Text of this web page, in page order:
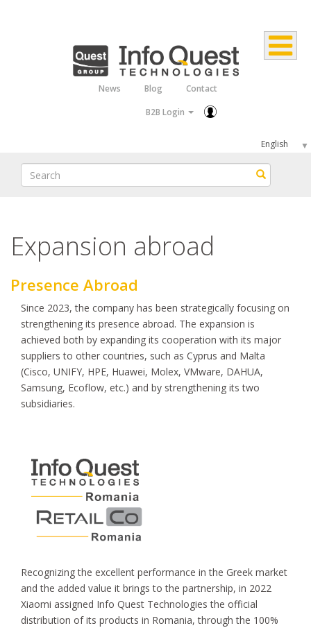
News Blog
Contact
B2B Login
Select
your
language
Search Search
Expansion abroad
Presence Abroad
Since 2023, the company has been strategically focusing on
strengthening its presence abroad. The expansion is
achieved both by expanding its cooperation with its major
suppliers to other countries, such as Cyprus and Malta
(Cisco, UNIFY, HPE, Huawei, Molex, VMware, DAHUA,
Samsung, Ecoflow, etc.) and by strengthening its two
subsidiaries.
Recognizing the excellent performance in the Greek market
and the added value it brings to the partnership, in 2022
Xiaomi assigned Info Quest Technologies the official
distribution of its products in Romania, through the 100%